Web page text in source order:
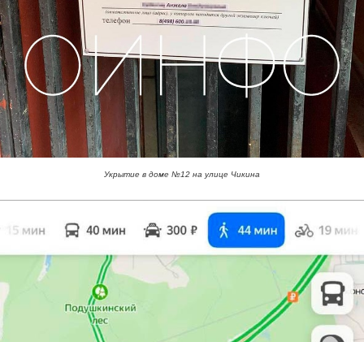
Укрытие в доме №12 на улице Чикина